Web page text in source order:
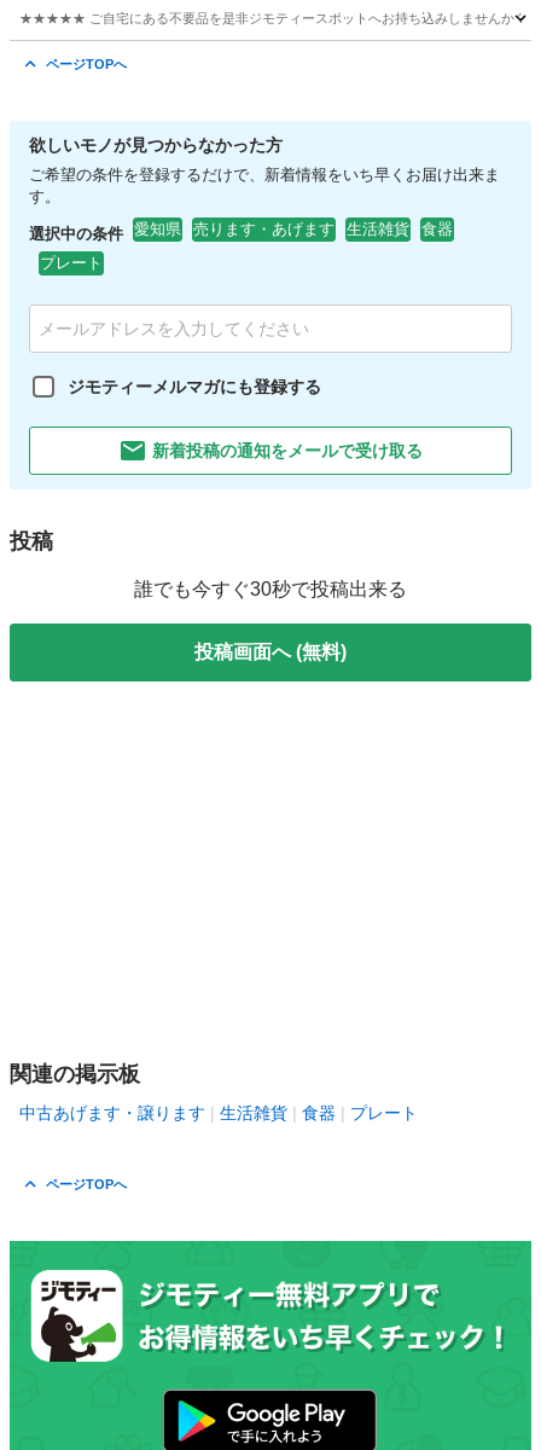
★★★★★ ご自宅にある不要品を是非ジモティースポットへお持ち込みしませんか？
ページTOPへ
欲しいモノが見つからなかった方
ご希望の条件を登録するだけで、新着情報をいち早くお届け出来ま
す。
選択中の条件 愛知県 売ります・あげます 生活雑貨
食器
プレート
ジモティーメルマガにも登録する
新着投稿の通知をメールで受け取る
投稿
誰でも今すぐ30秒で投稿出来る
投稿画面へ (無料)
関連の掲示板
中古あげます・譲ります 生活雑貨 食器 プレート
ページTOPへ